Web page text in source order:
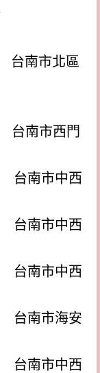
台南市北區
台南市西門
台南市中西
台南市中西
台南市中西
台南市海安
台南市中西